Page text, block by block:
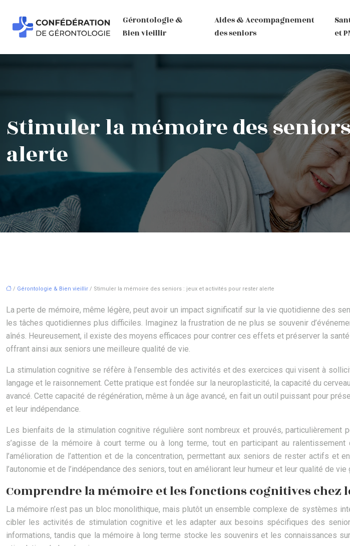
Gérontologie &
Bien vieillir
Aides & Accompagnement
des seniors
et
Stimuler la mémoire des
alerte
/ Gérontologie & Bien vieillir / Stimuler la mémoire des seniors : jeux et activités pour rester alerte
La perte de mémoire, même légère, peut avoir un impact significatif sur la vie quotidienne des
les tâches quotidiennes plus difficiles. Imaginez la frustration de ne plus se souvenir
aînés. Heureusement, il existe des moyens efficaces pour contrer ces effets et préserver la
offrant ainsi aux seniors une meilleure qualité de vie.
La stimulation cognitive se réfère à l’ensemble des activités et des exercices qui visent à
langage et le raisonnement. Cette pratique est fondée sur la neuroplasticité, la capacité du
avancé. Cette capacité de régénération, même à un âge avancé, en fait un outil puissant pour
et leur indépendance.
Les bienfaits de la stimulation cognitive régulière sont nombreux et prouvés, particulièrement
s’agisse de la mémoire à court terme ou à long terme, tout en participant au
l’amélioration de l’attention et de la concentration, permettant aux seniors de rester actifs
l’autonomie et de l’indépendance des seniors, tout en améliorant leur humeur et leur qualité de
Comprendre la mémoire et les fonctions cognitives chez
La mémoire n’est pas un bloc monolithique, mais plutôt un ensemble complexe de systèmes
cibler les activités de stimulation cognitive et les adapter aux besoins spécifiques des
informations, tandis que la mémoire à long terme stocke les souvenirs et les connaissances